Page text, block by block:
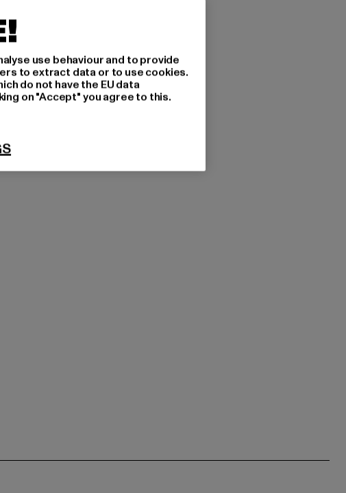
use behaviour and to provide
to extract data or to use cookies.
do not have the EU data
on "Accept" you agree to this.